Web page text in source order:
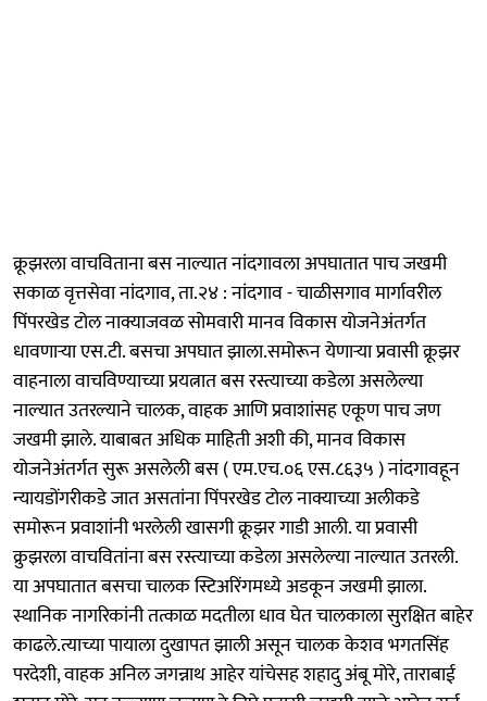
क्रूझरला वाचविताना बस नाल्यात नांदगावला अपघातात पाच जखमी
सकाळ वृत्तसेवा नांदगाव, ता.२४ : नांदगाव - चाळीसगाव मार्गावरील
पिंपरखेड टोल नाक्याजवळ सोमवारी मानव विकास योजनेअंतर्गत
धावणाऱ्या एस.टी. बसचा अपघात झाला.समोरून येणाऱ्या प्रवासी क्रूझर
वाहनाला वाचविण्याच्या प्रयत्नात बस रस्त्याच्या कडेला असलेल्या
नाल्यात उतरल्याने चालक, वाहक आणि प्रवाशांसह एकूण पाच जण
जखमी झाले. याबाबत अधिक माहिती अशी की, मानव विकास
योजनेअंतर्गत सुरू असलेली बस ( एम.एच.०६ एस.८६३५ ) नांदगावहून
न्यायडोंगरीकडे जात असतांना पिंपरखेड टोल नाक्याच्या अलीकडे
समोरून प्रवाशांनी भरलेली खासगी क्रूझर गाडी आली. या प्रवासी
क्रुझरला वाचवितांना बस रस्त्याच्या कडेला असलेल्या नाल्यात उतरली.
या अपघातात बसचा चालक स्टिअरिंगमध्ये अडकून जखमी झाला.
स्थानिक नागरिकांनी तत्काळ मदतीला धाव घेत चालकाला सुरक्षित बाहेर
काढले.त्याच्या पायाला दुखापत झाली असून चालक केशव भगतसिंह
परदेशी, वाहक अनिल जगन्नाथ आहेर यांचेसह शहादु अंबू मोरे, ताराबाई